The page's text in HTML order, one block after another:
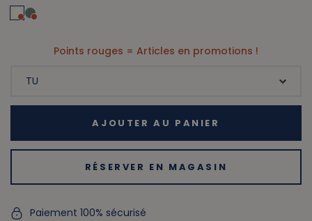
Points rouges = Articles en promotions !
AJOUTER AU PANIER
RÉSERVER EN MAGASIN
Paiement 100% sécurisé